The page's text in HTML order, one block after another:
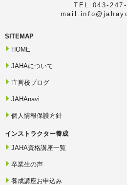
る著作権、商標権その他一切の権利は
有する者に帰属します。
3．受講者は、当協会から事前に書面
次の行為を行ってはなりません。
製、録音、録画または撮影する行為
（2）教材、テキスト、資料、動画、
ェブサイト、SNS、動画配信サイトそ
（3）第三者へ貸与、頒布、譲渡、転
る行為
（5）第三者に対して使用を許諾する行
（6）本講座の内容を利用して、当協
たは類似する講座、資格講座、養成講
作成または提供する行為
（7）その他、当協会または第三者の
4．受講者が本条または本規約に違反
求その他法律上認められる措置を講じ
TEL:043-247-
SITEMAP
HOME
JAHAについて
直営校ブログ
JAHAnavi
個人情報保護方針
インストラクター養成
JAHA資格講座一覧
卒業生の声
養成講座お申込み